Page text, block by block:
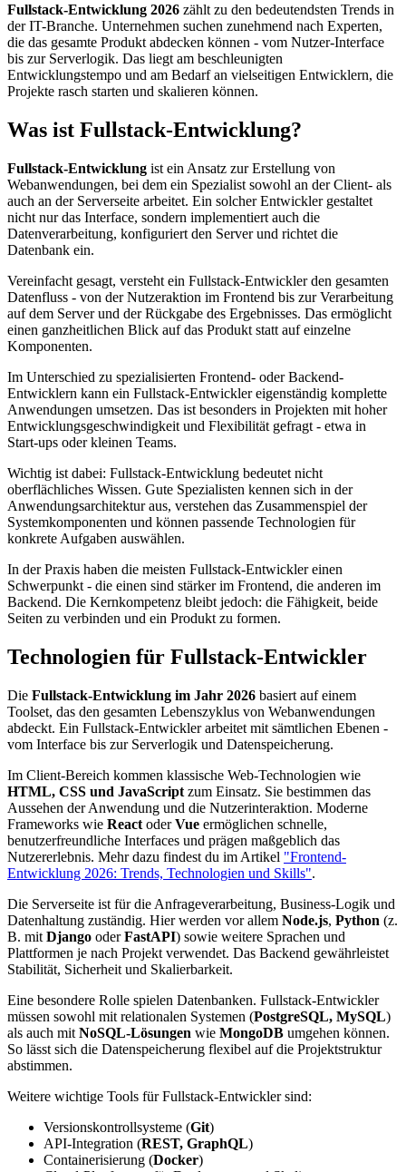
Fullstack-Entwicklung 2026 zählt zu den bedeutendsten Trends in
der IT-Branche. Unternehmen suchen zunehmend nach Experten,
die das gesamte Produkt abdecken können - vom Nutzer-Interface
bis zur Serverlogik. Das liegt am beschleunigten
Entwicklungstempo und am Bedarf an vielseitigen Entwicklern, die
Projekte rasch starten und skalieren können.
Was ist Fullstack-Entwicklung?
Fullstack-Entwicklung ist ein Ansatz zur Erstellung von
Webanwendungen, bei dem ein Spezialist sowohl an der Client- als
auch an der Serverseite arbeitet. Ein solcher Entwickler gestaltet
nicht nur das Interface, sondern implementiert auch die
Datenverarbeitung, konfiguriert den Server und richtet die
Datenbank ein.
Vereinfacht gesagt, versteht ein Fullstack-Entwickler den gesamten
Datenfluss - von der Nutzeraktion im Frontend bis zur Verarbeitung
auf dem Server und der Rückgabe des Ergebnisses. Das ermöglicht
einen ganzheitlichen Blick auf das Produkt statt auf einzelne
Komponenten.
Im Unterschied zu spezialisierten Frontend- oder Backend-
Entwicklern kann ein Fullstack-Entwickler eigenständig komplette
Anwendungen umsetzen. Das ist besonders in Projekten mit hoher
Entwicklungsgeschwindigkeit und Flexibilität gefragt - etwa in
Start-ups oder kleinen Teams.
Wichtig ist dabei: Fullstack-Entwicklung bedeutet nicht
oberflächliches Wissen. Gute Spezialisten kennen sich in der
Anwendungsarchitektur aus, verstehen das Zusammenspiel der
Systemkomponenten und können passende Technologien für
konkrete Aufgaben auswählen.
In der Praxis haben die meisten Fullstack-Entwickler einen
Schwerpunkt - die einen sind stärker im Frontend, die anderen im
Backend. Die Kernkompetenz bleibt jedoch: die Fähigkeit, beide
Seiten zu verbinden und ein Produkt zu formen.
Technologien für Fullstack-Entwickler
Die Fullstack-Entwicklung im Jahr 2026 basiert auf einem
Toolset, das den gesamten Lebenszyklus von Webanwendungen
abdeckt. Ein Fullstack-Entwickler arbeitet mit sämtlichen Ebenen -
vom Interface bis zur Serverlogik und Datenspeicherung.
Im Client-Bereich kommen klassische Web-Technologien wie
HTML, CSS und JavaScript zum Einsatz. Sie bestimmen das
Aussehen der Anwendung und die Nutzerinteraktion. Moderne
Frameworks wie React oderVue ermöglichen schnelle,
benutzerfreundliche Interfaces und prägen maßgeblich das
Nutzererlebnis. Mehr dazu findest du im Artikel "Frontend-
Entwicklung 2026: Trends, Technologien und Skills".
Die Serverseite ist für die Anfrageverarbeitung, Business-Logik und
Datenhaltung zuständig. Hier werden vor allem Node.js, Python (z.
B. mit Django oderFastAPI) sowie weitere Sprachen und
Plattformen je nach Projekt verwendet. Das Backend gewährleistet
Stabilität, Sicherheit und Skalierbarkeit.
Eine besondere Rolle spielen Datenbanken. Fullstack-Entwickler
müssen sowohl mit relationalen Systemen (PostgreSQL, MySQL)
als auch mit NoSQL-Lösungen wie MongoDB umgehen können.
So lässt sich die Datenspeicherung flexibel auf die Projektstruktur
abstimmen.
Weitere wichtige Tools für Fullstack-Entwickler sind:
Versionskontrollsysteme (Git)
API-Integration (REST, GraphQL)
Containerisierung (Docker)